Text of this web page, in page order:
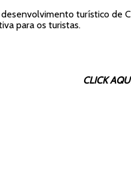
turístico de
para os turistas.
CLICK